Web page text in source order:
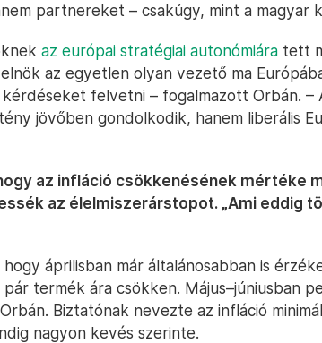
partnereket – csakúgy, mint a magyar
az európai stratégiai autonómiára tett
az egyetlen olyan vezető ma
felvetni – fogalmazott Orbán. –
jövőben gondolkodik, hanem liberális
az infláció csökkenésének mértéke
az élelmiszerárstopot. „Ami eddig
áprilisban már általánosabban is
termék ára csökken. Május–júniusban
Biztatónak nevezte az infláció
nagyon kevés szerinte.